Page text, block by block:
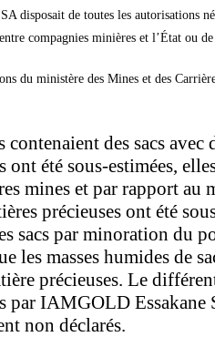
disposait de toutes les autorisations
compagnies minières et l’État ou
du ministère des Mines et des
contenaient des sacs avec
ont été sous-estimées,
mines et par rapport au
précieuses ont été
sacs par minoration du
les masses humides de
précieuses. Le
par IAMGOLD
non déclarés.